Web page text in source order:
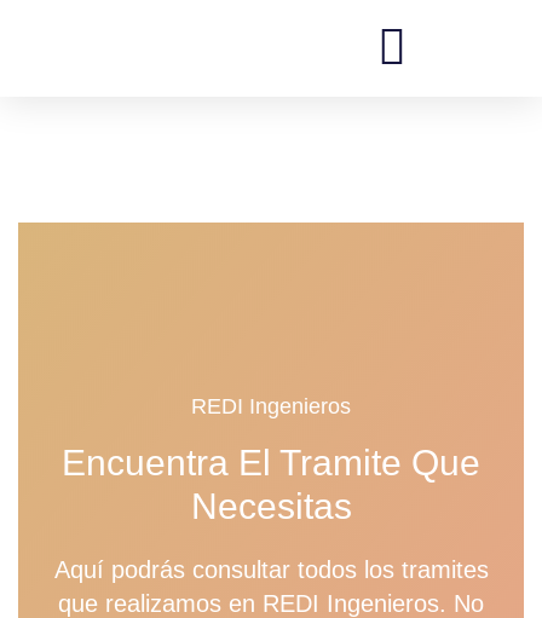
REDI Ingenieros
Encuentra El Tramite Que
Necesitas
Aquí podrás consultar todos los tramites
que realizamos en REDI Ingenieros. No